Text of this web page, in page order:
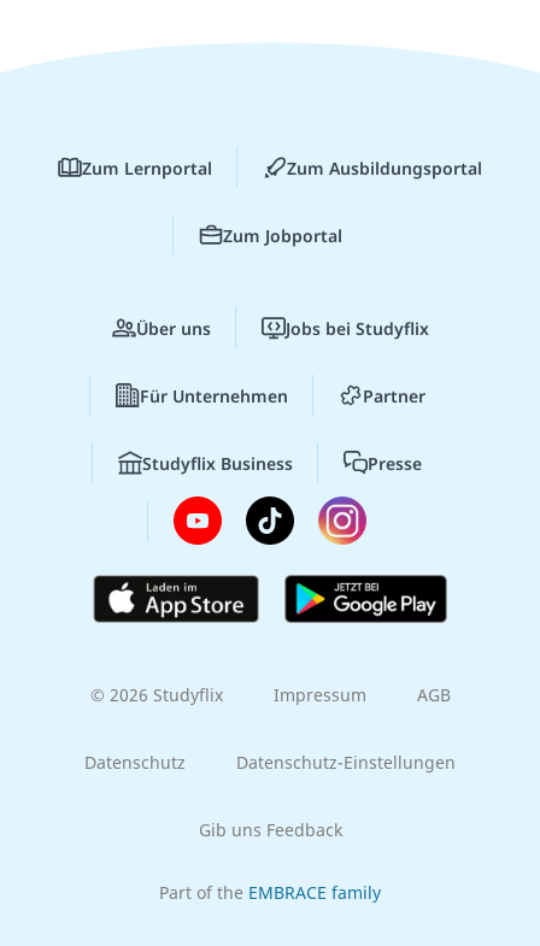
Zum Lernportal Zum Ausbildungsportal
Zum Jobportal
Über uns Jobs bei Studyflix
Für Unternehmen Partner
Studyflix Business Presse
© 2026 Studyflix Impressum AGB
Datenschutz Datenschutz-Einstellungen
Gib uns Feedback
Part of the EMBRACE family